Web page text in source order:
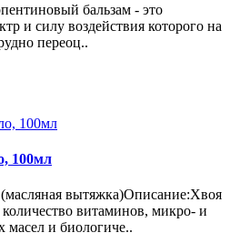
бальзам - это
и силу воздействия которого на
переоц..
100мл
вытяжка)Описание:Хвоя
витаминов, микро- и
масел и биологиче..